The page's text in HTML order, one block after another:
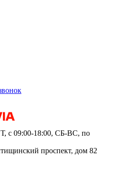
с 09:00-18:00, СБ-ВС, по
проспект, дом 82